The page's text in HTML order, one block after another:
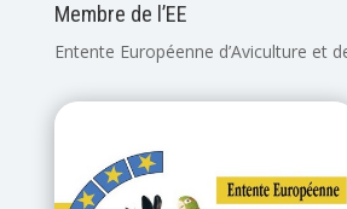
Membre de l’EE
Entente Européenne d’Aviculture et